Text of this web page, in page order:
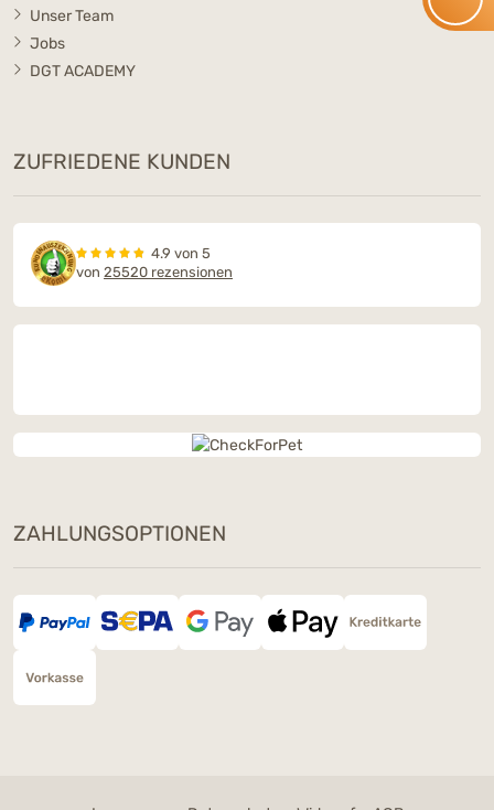
Unser Team
Jobs
DGT ACADEMY
ZUFRIEDENE KUNDEN
4.9 von 5
von 25520 rezensionen
ZAHLUNGSOPTIONEN